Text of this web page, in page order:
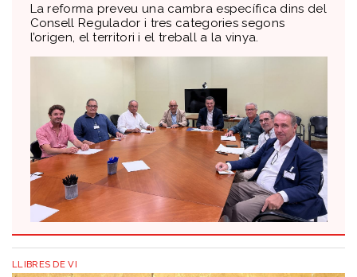
La reforma preveu una cambra específica dins del
Consell Regulador i tres categories segons
l’origen, el territori i el treball a la vinya.
LLIBRES DE VI